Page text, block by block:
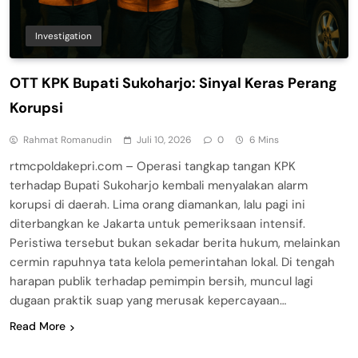
Investigation
OTT KPK Bupati Sukoharjo: Sinyal Keras Perang
Korupsi
Rahmat Romanudin Juli 10, 2026 0 6 Mins
rtmcpoldakepri.com – Operasi tangkap tangan KPK
terhadap Bupati Sukoharjo kembali menyalakan alarm
korupsi di daerah. Lima orang diamankan, lalu pagi ini
diterbangkan ke Jakarta untuk pemeriksaan intensif.
Peristiwa tersebut bukan sekadar berita hukum, melainkan
cermin rapuhnya tata kelola pemerintahan lokal. Di tengah
harapan publik terhadap pemimpin bersih, muncul lagi
dugaan praktik suap yang merusak kepercayaan…
Read More